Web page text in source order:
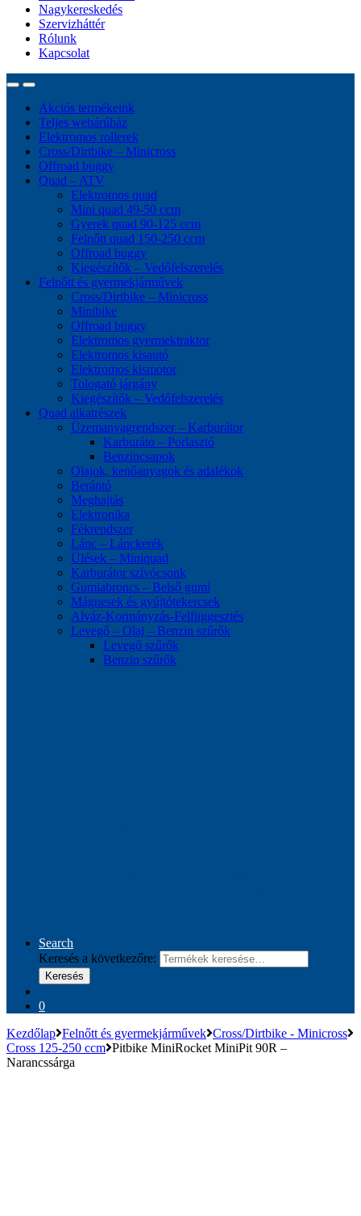
Nagykereskedés
Szervizháttér
Rólunk
Kapcsolat
Akciós termékeink
Teljes webárúház
Elektromos rollerek
Cross/Dirtbike – Minicross
Offroad buggy
Quad – ATV
Elektromos quad
Mini quad 49-50 ccm
Gyerek quad 90-125 ccm
Felnőtt quad 150-250 ccm
Offroad buggy
Kiegészítők – Vedőfelszerelés
Felnőtt és gyermekjárművek
Cross/Dirtbike – Minicross
Minibike
Offroad buggy
Elektromos gyermektraktor
Elektromos kisautó
Elektromos kismotor
Tologató járgány
Kiegészítők – Vedőfelszerelés
Quad alkatrészek
Üzemanyagrendszer – Karburátor
Karburáto – Porlasztó
Benzincsapok
Olajok, kenőanyagok és adalékok
Berántó
Meghajtás
Elektronika
Fékrendszer
Lánc – Lánckerék
Ülések – Miniquad
Karburátor szívócsonk
Gumiabroncs – Belső gumi
Mágnesek és gyújtótekercsek
Alváz-Kormányzás-Felfüggesztés
Levegő – Olaj – Benzin szűrők
Levegő szűrők
Benzin szűrők
Search
Keresés a következőre:
Keresés
0
Kezdőlap Felnőtt és gyermekjárművek Cross/Dirtbike - Minicross
Cross 125-250 ccm Pitbike MiniRocket MiniPit 90R –
Narancssárga